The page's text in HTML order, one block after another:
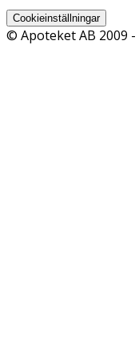
Cookieinställningar
© Apoteket AB 2009 -